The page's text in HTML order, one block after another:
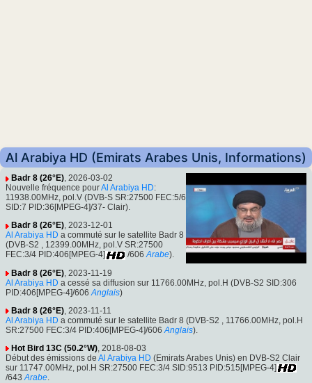
Al Arabiya HD (Emirats Arabes Unis, Informations)
Badr 8 (26°E), 2026-03-02
Nouvelle fréquence pourAl Arabiya HD:
11938.00MHz, pol.V (DVB-S SR:27500 FEC:5/6
SID:7 PID:36[MPEG-4]/37- Clair).
Badr 8 (26°E), 2023-12-01
Al Arabiya HD a commuté sur le satellite Badr 8
(DVB-S2 , 12399.00MHz, pol.V SR:27500
FEC:3/4 PID:406[MPEG-4]
/606 Arabe).
Badr 8 (26°E) , 2023-11-19
Al Arabiya HD a cessé sa diffusion sur 11766.00MHz, pol.H (DVB-S2 SID:306
PID:406[MPEG-4]/606 Anglais)
Badr 8 (26°E) , 2023-11-11
Al Arabiya HD a commuté sur le satellite Badr 8 (DVB-S2 , 11766.00MHz, pol.H
SR:27500 FEC:3/4 PID:406[MPEG-4]/606 Anglais).
Hot Bird 13C (50.2°W) , 2018-08-03
Début des émissions de Al Arabiya HD (Emirats Arabes Unis) en DVB-S2 Clair
sur 11747.00MHz, pol.H SR:27500 FEC:3/4 SID:9513 PID:515[MPEG-4]
/643 Arabe.